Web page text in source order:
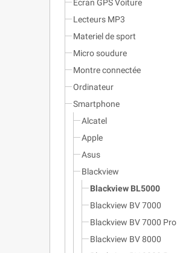
Ecran GPS Voiture
Lecteurs MP3
Materiel de sport
Micro soudure
Montre connectée
Ordinateur
Smartphone
Alcatel
Apple
Asus
Blackview
Blackview BL5000
Blackview BV 7000
Blackview BV 7000 Pro
Blackview BV 8000